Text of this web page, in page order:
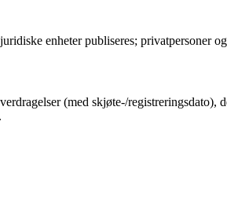
enheter publiseres; privatpersoner
(med skjøte-/